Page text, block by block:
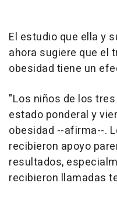
El estudio que ella y
ahora sugiere que el
obesidad tiene un
"Los niños de los
estado ponderal y
obesidad --afirma--.
recibieron apoyo
resultados,
recibieron llamadas